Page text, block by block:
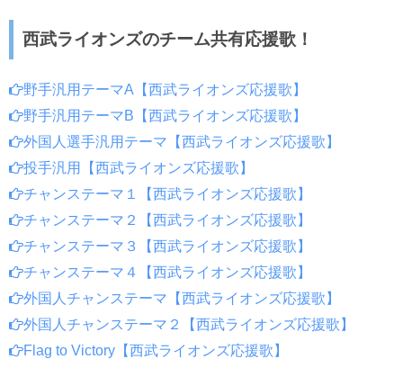
西武ライオンズのチーム共有応援歌！
野手汎用テーマA【西武ライオンズ応援歌】
野手汎用テーマB【西武ライオンズ応援歌】
外国人選手汎用テーマ【西武ライオンズ応援歌】
投手汎用【西武ライオンズ応援歌】
チャンステーマ１【西武ライオンズ応援歌】
チャンステーマ２【西武ライオンズ応援歌】
チャンステーマ３【西武ライオンズ応援歌】
チャンステーマ４【西武ライオンズ応援歌】
外国人チャンステーマ【西武ライオンズ応援歌】
外国人チャンステーマ２【西武ライオンズ応援歌】
Flag to Victory【西武ライオンズ応援歌】